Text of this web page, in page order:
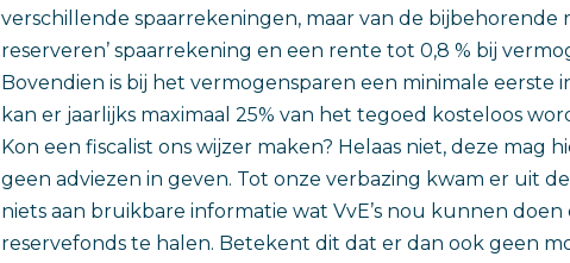
verschillende spaarrekeningen, maar van de bijbehorende
reserveren’ spaarrekening en een rente tot 0,8 % bij
Bovendien is bij het vermogensparen een minimale eerste
kan er jaarlijks maximaal 25% van het tegoed kosteloos
Kon een fiscalist ons wijzer maken? Helaas niet, deze mag
geen adviezen in geven. Tot onze verbazing kwam er uit
niets aan bruikbare informatie wat VvE’s nou kunnen
reservefonds te halen. Betekent dit dat er dan ook geen